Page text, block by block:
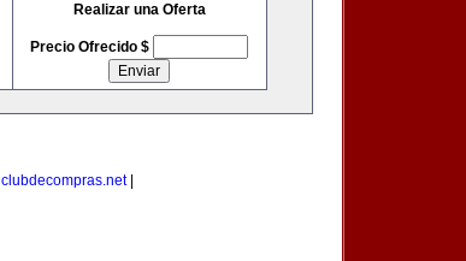
Realizar una Oferta
Precio Ofrecido $
clubdecompras.net|